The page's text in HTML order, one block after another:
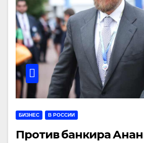
БИЗНЕС В РОССИИ
Против банкира